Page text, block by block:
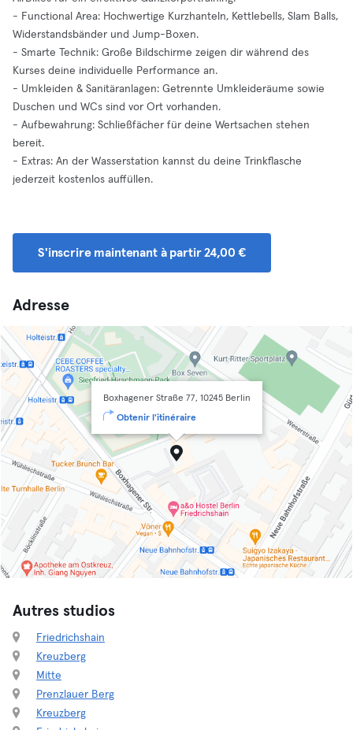
- Functional Area: Hochwertige Kurzhanteln, Kettlebells, Slam Balls,
Widerstandsbänder und Jump-Boxen.
- Smarte Technik: Große Bildschirme zeigen dir während des
Kurses deine individuelle Performance an.
- Umkleiden & Sanitäranlagen: Getrennte Umkleideräume sowie
Duschen und WCs sind vor Ort vorhanden.
- Aufbewahrung: Schließfächer für deine Wertsachen stehen
bereit.
- Extras: An der Wasserstation kannst du deine Trinkflasche
jederzeit kostenlos auffüllen.
S'inscrire maintenant à partir 24,00 €
Adresse
Boxhagener Straße 77, 10245 Berlin
Obtenir l'itinéraire
Autres studios
Friedrichshain
Kreuzberg
Mitte
Prenzlauer Berg
Kreuzberg